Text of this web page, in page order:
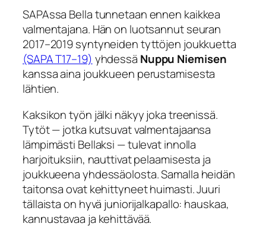
SAPAssa Bella tunnetaan ennen kaikkea
valmentajana. Hän on luotsannut seuran
2017–2019 syntyneiden tyttöjen joukkuetta
(SAPA T17–19) yhdessä Nuppu Niemisen
kanssa aina joukkueen perustamisesta
lähtien.
Kaksikon työn jälki näkyy joka treenissä.
Tytöt — jotka kutsuvat valmentajaansa
lämpimästi Bellaksi — tulevat innolla
harjoituksiin, nauttivat pelaamisesta ja
joukkueena yhdessäolosta. Samalla heidän
taitonsa ovat kehittyneet huimasti. Juuri
tällaista on hyvä juniorijalkapallo: hauskaa,
kannustavaa ja kehittävää.